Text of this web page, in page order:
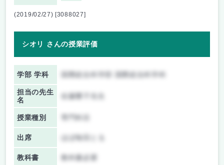
(2019/02/27) [3088027]
シオリ さんの授業評価
学部 学科 国際総合科学部 国際総合科学科
担当の先生
名
佐藤響子先生
授業種別
出席 ほぼ毎回とる
教科書 教科書必要